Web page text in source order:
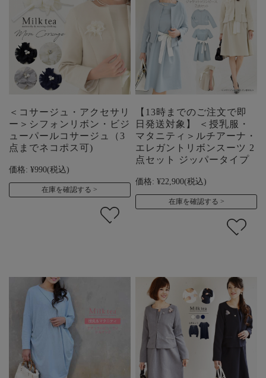
＜コサージュ・アクセサリ
ー＞シフォンリボン・ビジ
ューパールコサージュ（3
点までネコポス可)
価格: ¥990(税込)
在庫を確認する
【13時までのご注文で即
日発送対象】 ＜授乳服・
マタニティ＞ルチアーナ・
エレガントリボンスーツ 2
点セット ジッパータイプ
価格: ¥22,900(税込)
在庫を確認する